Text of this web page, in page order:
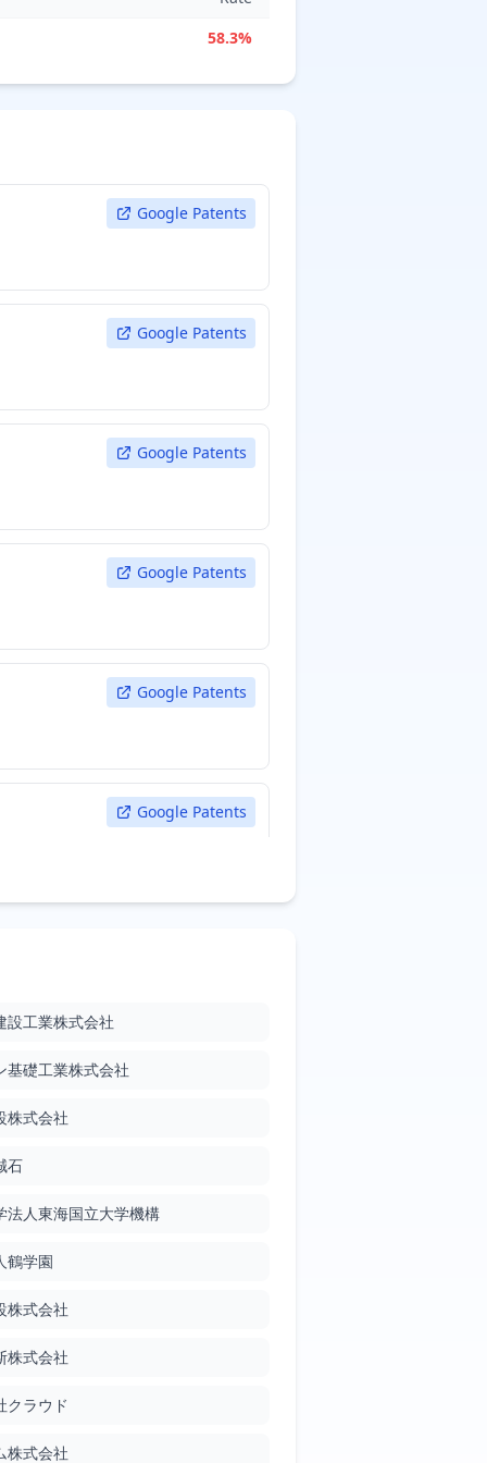
58.3%
Google Patents
Google Patents
Google Patents
Google Patents
Google Patents
Google Patents
設工業株式会社
基礎工業株式会社
株式会社
石
法人東海国立大学機構
鶴学園
株式会社
株式会社
クラウド
株式会社